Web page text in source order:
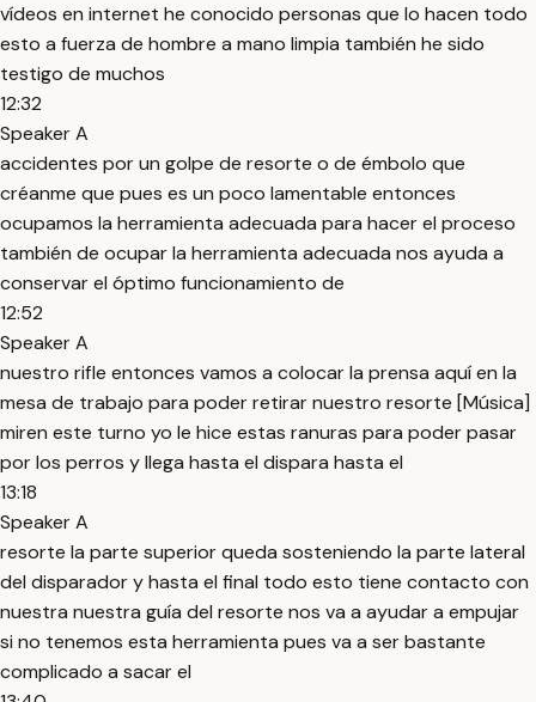
vídeos en internet he conocido personas que lo hacen todo
esto a fuerza de hombre a mano limpia también he sido
testigo de muchos
12:32
Speaker A
accidentes por un golpe de resorte o de émbolo que
créanme que pues es un poco lamentable entonces
ocupamos la herramienta adecuada para hacer el proceso
también de ocupar la herramienta adecuada nos ayuda a
conservar el óptimo funcionamiento de
12:52
Speaker A
nuestro rifle entonces vamos a colocar la prensa aquí en la
mesa de trabajo para poder retirar nuestro resorte [Música]
miren este turno yo le hice estas ranuras para poder pasar
por los perros y llega hasta el dispara hasta el
13:18
Speaker A
resorte la parte superior queda sosteniendo la parte lateral
del disparador y hasta el final todo esto tiene contacto con
nuestra nuestra guía del resorte nos va a ayudar a empujar
si no tenemos esta herramienta pues va a ser bastante
complicado a sacar el